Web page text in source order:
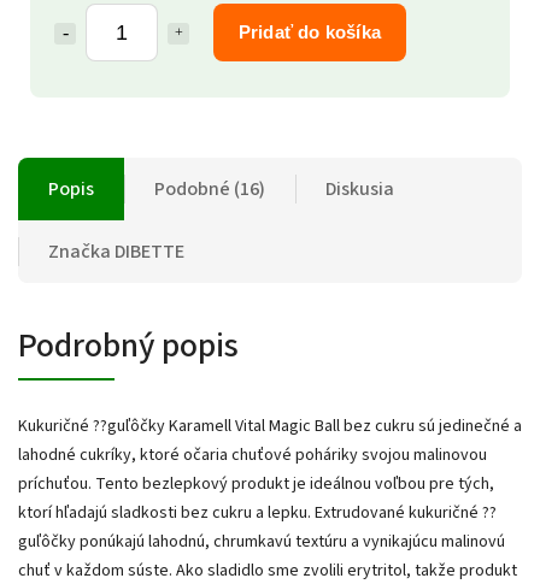
Pridať do košíka
Popis Podobné (16) Diskusia
Značka DIBETTE
Podrobný popis
Kukuričné ??guľôčky Karamell Vital Magic Ball bez cukru sú jedinečné a
lahodné cukríky, ktoré očaria chuťové poháriky svojou malinovou
príchuťou. Tento bezlepkový produkt je ideálnou voľbou pre tých,
ktorí hľadajú sladkosti bez cukru a lepku. Extrudované kukuričné ??
guľôčky ponúkajú lahodnú, chrumkavú textúru a vynikajúcu malinovú
chuť v každom súste. Ako sladidlo sme zvolili erytritol, takže produkt